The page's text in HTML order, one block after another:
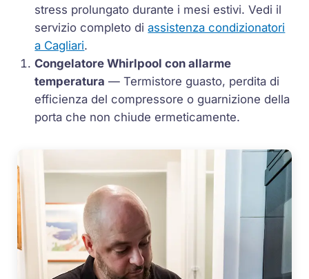
stress prolungato durante i mesi estivi. Vedi il
servizio completo diassistenza condizionatori
a Cagliari.
Congelatore Whirlpool con allarme
temperatura — Termistore guasto, perdita di
efficienza del compressore o guarnizione della
porta che non chiude ermeticamente.